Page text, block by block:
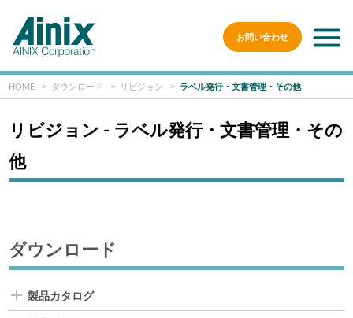
お問い合わせ
HOME ダウンロード リビジョン ラベル発行・文書管理・その他
ダウンロード
製品カタログ
リビジョン - ラベル発行・文書管理・その
他